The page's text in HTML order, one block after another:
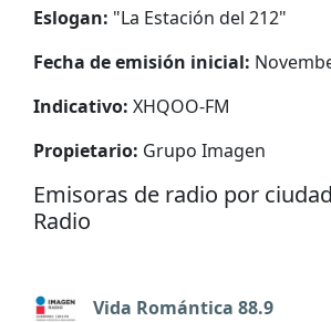
Eslogan: "La Estación del 212"
Fecha de emisión inicial:
Indicativo: XHQOO-FM
Propietario: Grupo Imagen
Emisoras de radio por
Radio
Vida Romántica 88.9